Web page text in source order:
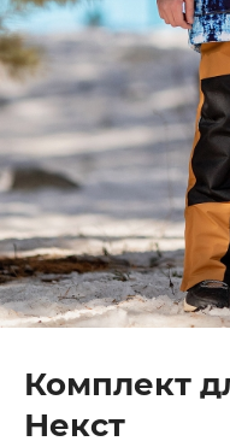
Комплект
Некст